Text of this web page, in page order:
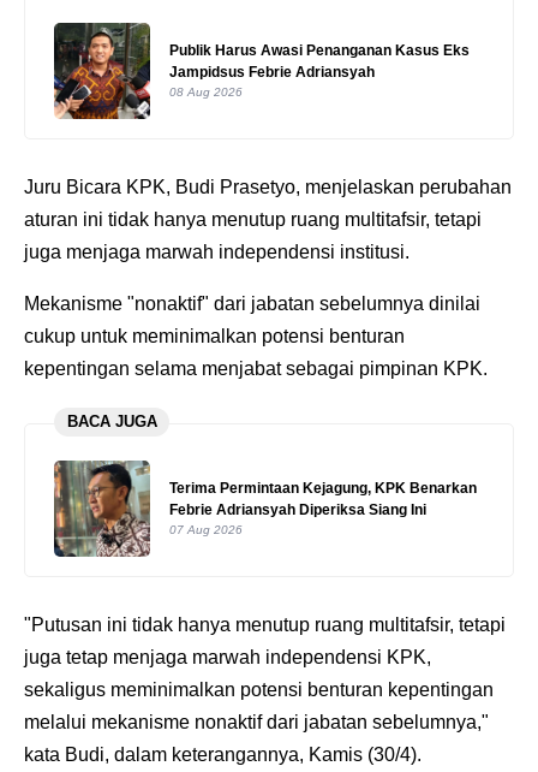
Publik Harus Awasi Penanganan Kasus Eks
Jampidsus Febrie Adriansyah
08 Aug 2026
Juru Bicara KPK, Budi Prasetyo, menjelaskan perubahan
aturan ini tidak hanya menutup ruang multitafsir, tetapi
juga menjaga marwah independensi institusi.
Mekanisme "nonaktif" dari jabatan sebelumnya dinilai
cukup untuk meminimalkan potensi benturan
kepentingan selama menjabat sebagai pimpinan KPK.
BACA JUGA
Terima Permintaan Kejagung, KPK Benarkan
Febrie Adriansyah Diperiksa Siang Ini
07 Aug 2026
"Putusan ini tidak hanya menutup ruang multitafsir, tetapi
juga tetap menjaga marwah independensi KPK,
sekaligus meminimalkan potensi benturan kepentingan
melalui mekanisme nonaktif dari jabatan sebelumnya,"
kata Budi, dalam keterangannya, Kamis (30/4).